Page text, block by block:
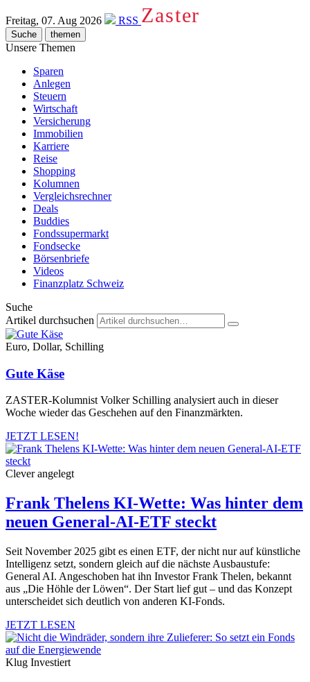
Freitag, 07. Aug 2026 RSS Zaster
Suche themen
Unsere Themen
Sparen
Anlegen
Steuern
Wirtschaft
Versicherung
Immobilien
Karriere
Reise
Shopping
Kolumnen
Vergleichsrechner
Deals
Buddies
Fondssupermarkt
Fondsecke
Börsenbriefe
Videos
Finanzplatz Schweiz
Suche
Artikel durchsuchen
Euro, Dollar, Schilling
Gute Käse
ZASTER-Kolumnist Volker Schilling analysiert auch in dieser
Woche wieder das Geschehen auf den Finanzmärkten.
JETZT LESEN!
Clever angelegt
Frank Thelens KI-Wette: Was hinter dem
neuen General-AI-ETF steckt
Seit November 2025 gibt es einen ETF, der nicht nur auf künstliche
Intelligenz setzt, sondern gleich auf die nächste Ausbaustufe:
General AI. Angeschoben hat ihn Investor Frank Thelen, bekannt
aus „Die Höhle der Löwen“. Der Start lief gut – und das Konzept
unterscheidet sich deutlich von anderen KI-Fonds.
JETZT LESEN
Klug Investiert